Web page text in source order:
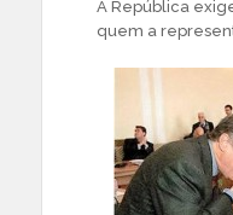
A República
quem a